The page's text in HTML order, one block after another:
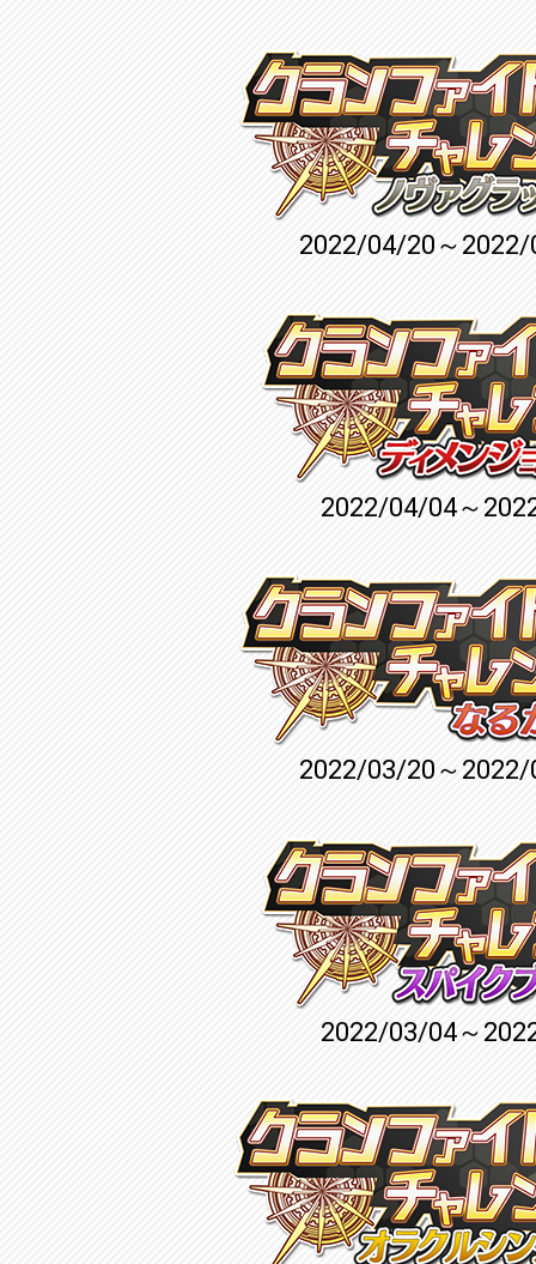
2022/04/20～
2022/04/04～
2022/03/20～
2022/03/04～